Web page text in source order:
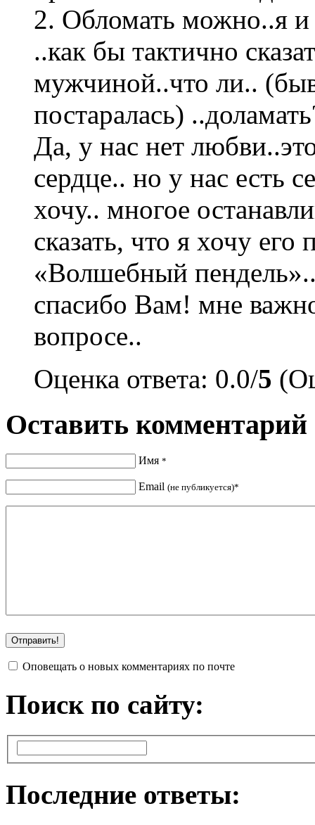
2. Обломать можно..я и
..как бы тактично
мужчиной..что ли..
постаралась)
Да, у нас нет
сердце.. но у нас есть
хочу.. многое
сказать, что я хочу
«Волшебный
спасибо Вам! мне
вопросе..
Оценка ответа: 0.0/5
Оставить комментарий
Имя *
Email (не публикуется)*
Оповещать о новых комментариях по почте
Поиск по сайту:
Последние ответы: